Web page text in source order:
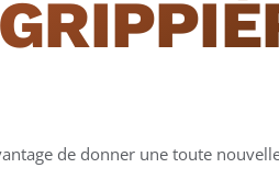
de donner une toute